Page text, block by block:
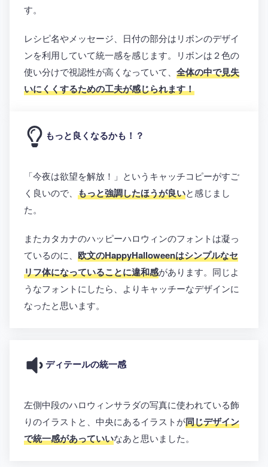
す。
レシピ名やメッセージ、日付の部分はリボンのデザイ
ンを利用していて統一感を感じます。リボンは２色の
使い分けで視認性が高くなっていて、 全体の中で見失
いにくくするための工夫が感じられます！
もっと良くなるかも！？
「今夜は欲望を解放！」というキャッチコピーがすご
く良いので、 もっと強調したほうが良いと感じまし
た。
またカタカナのハッピーハロウィンのフォントは凝っ
ているのに、 欧文のHappyHalloweenはシンプルなセ
リフ体になっていることに違和感があります。同じよ
うなフォントにしたら、よりキャッチーなデザインに
なったと思います。
ディテールの統一感
左側中段のハロウィンサラダの写真に使われている飾
りのイラストと、中央にあるイラストが同じデザイン
で統一感があっていいなあと思いました。